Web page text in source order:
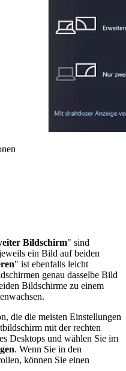
Bildschirm" sind
ein Bild auf beiden
" ist ebenfalls leicht
genau dasselbe Bild
Bildschirme zu einem
die die meisten Einstellungen
mit der rechten
Desktops und wählen Sie im
. Wenn Sie in den
können Sie einen